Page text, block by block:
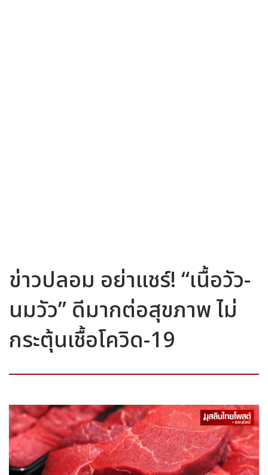
ข่าวปลอม อย่าแชร์! “เนื้อวัว-
นมวัว” ดีมากต่อสุขภาพ ไม่
กระตุ้นเชื้อโควิด-19